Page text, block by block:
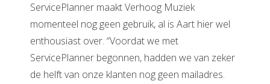
ServicePlanner maakt Verhoog Muziek
momenteel nog geen gebruik, al is Aart hier wel
enthousiast over. “Voordat we met
ServicePlanner begonnen, hadden we van zeker
de helft van onze klanten nog geen mailadres.